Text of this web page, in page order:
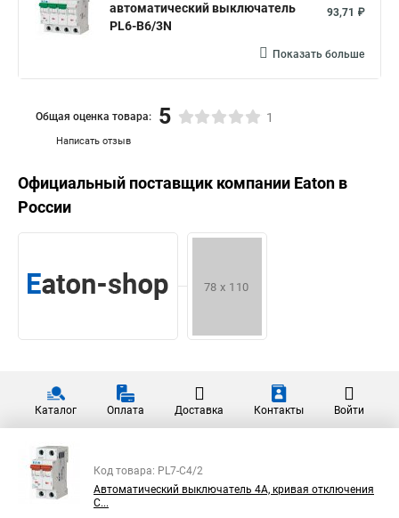
автоматический выключатель
PL6-B6/3N
93,71 ₽
Показать больше
Написать отзыв
Общая оценка товара: 5 1
Официальный поставщик компании Eaton в
России
Каталог Оплата Доставка Контакты Войти
Код товара: PL7-C4/2
Автоматический выключатель 4А, кривая отключения
C...